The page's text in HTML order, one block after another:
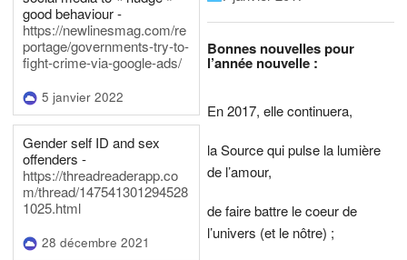
good behaviour -
https://newlinesmag.com/re
portage/governments-try-to-
fight-crime-via-google-ads/
5 janvier 2022
Gender self ID and sex
offenders -
https://threadreaderapp.co
m/thread/147541301294528
1025.html
28 décembre 2021
Bonnes nouvelles pour
l’année nouvelle :
En 2017, elle continuera,
la Source qui pulse la lumière
de l’amour,
de faire battre le coeur de
l’univers (et le nôtre) ;